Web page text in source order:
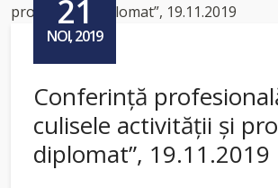
21
NOI, 2019
Conferință
culisele activității și
diplomat”, 19.11.2019